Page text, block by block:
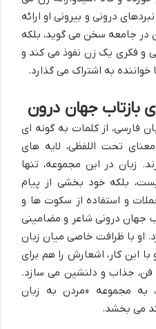
درونی و بیرونی او ارائه
در جامعه سخن می گوید، بلکه
و فکری یک زن نفوذ می کند و
خواننده به اشتراک می گذارد.
بازتاب جهان درون
فارسی، از کلمات به گونه ای
تحت اللفظی، لایه های
زبان در این مجموعه، تنها
بلکه خود بخشی از پیام
و استفاده از سکوت ها و
جهان درونی شاعر و مضامینی
او با ظرافت خاصی میان زبان
این کار، اشعارش را هم برای
جذاب و دلنشین می سازد.
به مجموعه «مردن به زبان
می بخشد.